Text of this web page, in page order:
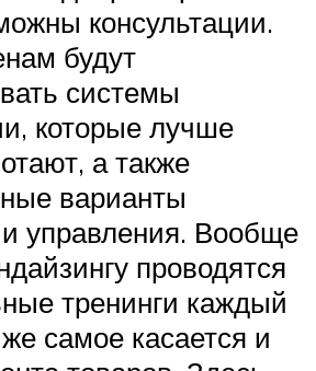
консультации.
будут
системы
которые лучше
а также
варианты
и управления. Вообще
проводятся
тренинги каждый
самое касается и